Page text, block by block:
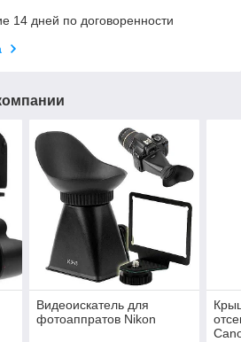
14 дней по договоренности
Видеоискатель для
фотоаппратов Nikon